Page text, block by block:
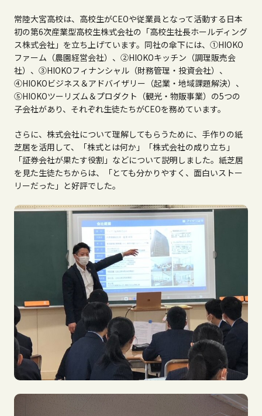
常陸大宮高校は、高校生がCEOや従業員となって活動する日本
初の第6次産業型高校生株式会社の「高校生社長ホールディング
ス株式会社」を立ち上げています。同社の傘下には、①HIOKO
ファーム（農園経営会社）、②HIOKOキッチン（調理販売会
社）、③HIOKOフィナンシャル（財務管理・投資会社）、
④HIOKOビジネス＆アドバイザリー（起業・地域課題解決）、
⑤HIOKOツーリズム＆プロダクト（観光・物販事業）の5つの
子会社があり、それぞれ生徒たちがCEOを務めています。
さらに、株式会社について理解してもらうために、手作りの紙
芝居を活用して、「株式とは何か」「株式会社の成り立ち」
「証券会社が果たす役割」などについて説明しました。紙芝居
を見た生徒たちからは、「とても分かりやすく、面白いストー
リーだった」と好評でした。